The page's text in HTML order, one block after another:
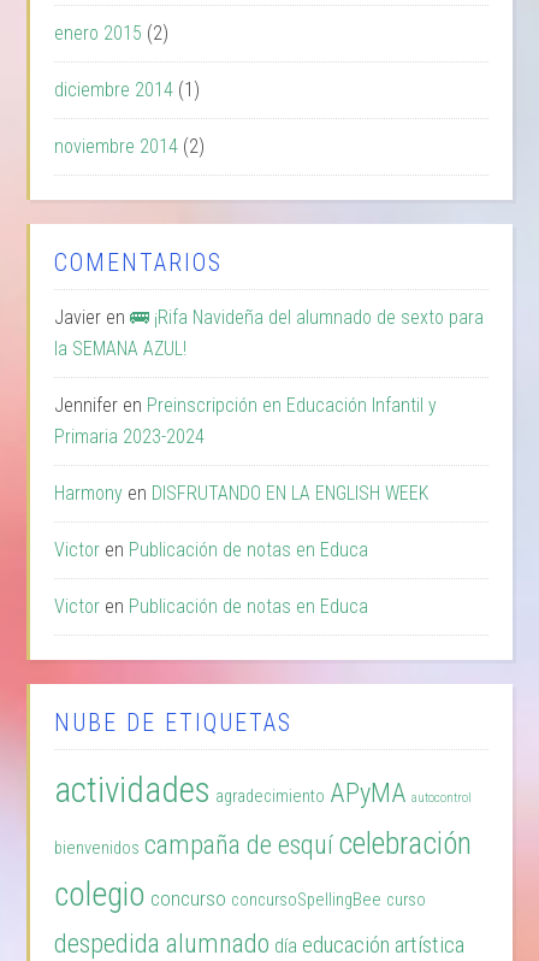
enero 2015 (2)
diciembre 2014 (1)
noviembre 2014 (2)
COMENTARIOS
Javier en🚌 ¡Rifa Navideña del alumnado de sexto para
la SEMANA AZUL!
Jennifer en Preinscripción en Educación Infantil y
Primaria 2023-2024
Harmony en DISFRUTANDO EN LA ENGLISH WEEK
Victor en Publicación de notas en Educa
Victor en Publicación de notas en Educa
NUBE DE ETIQUETAS
actividades agradecimiento APyMA autocontrol
bienvenidos campaña de esquícelebración
colegio concurso concursoSpellingBee curso
despedida alumnado día educación artística